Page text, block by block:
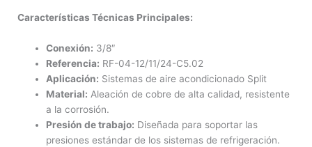
Características Técnicas Principales:
Conexión: 3/8″
Referencia: RF-04-12/11/24-C5.02
Aplicación: Sistemas de aire acondicionado Split
Material: Aleación de cobre de alta calidad, resistente
a la corrosión.
Presión de trabajo: Diseñada para soportar las
presiones estándar de los sistemas de refrigeración.